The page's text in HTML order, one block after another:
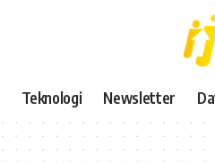
Teknologi Newsletter